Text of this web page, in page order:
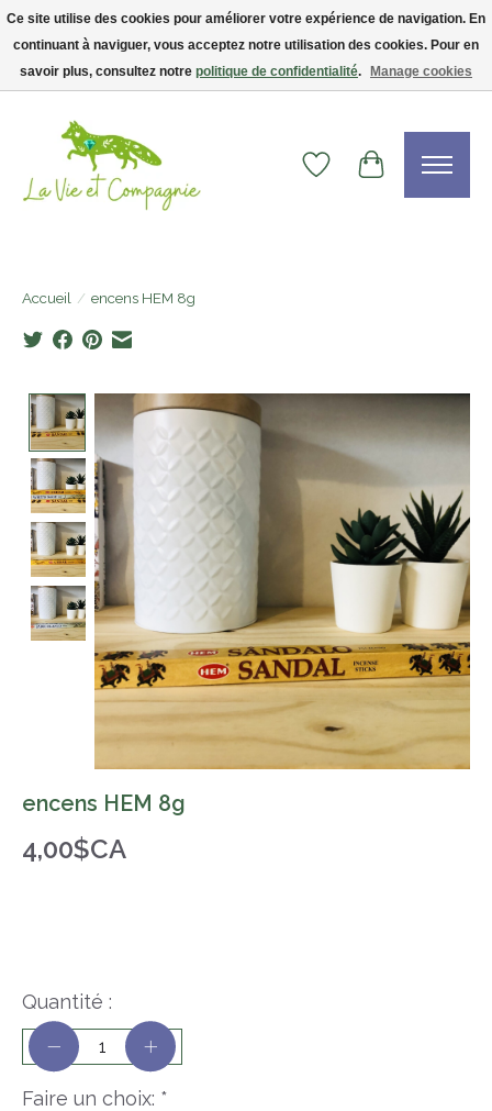
Livraison gratuite dès 75$ — code LVCFREE• Clients USA : visitez la boutique
Liste de souhaits
Panier
Accueil / encens HEM 8g
Product image slideshow Items
encens HEM 8g
4,00$CA
Faire un choix: *
Quantité :
Ce site utilise des cookies pour améliorer votre expérience de navigation. En
continuant à naviguer, vous acceptez notre utilisation des cookies. Pour en
savoir plus, consultez notre politique de confidentialité. Manage cookies